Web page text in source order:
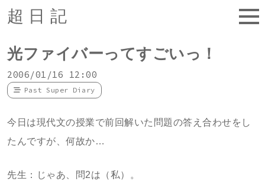
超日記
光ファイバーってすごいっ！
2006/01/16 12:00
Past Super Diary
今日は現代文の授業で前回解いた問題の答え合わせをし
たんですが、何故か…
先生：じゃあ、問2は（私）。